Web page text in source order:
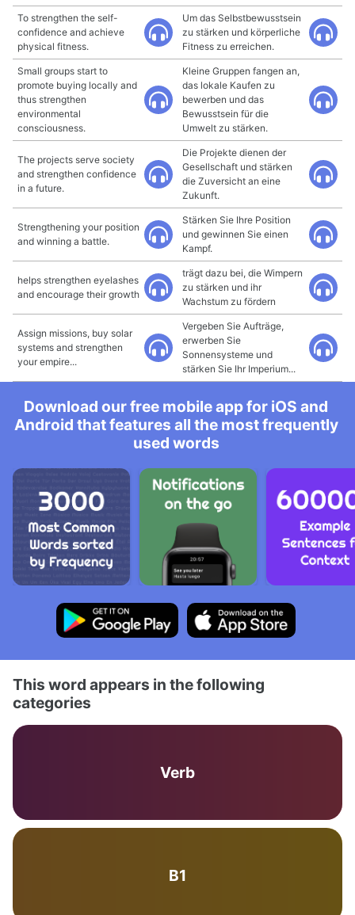
To strengthen the self-
confidence and achieve
physical fitness.
Um das Selbstbewusstsein
zu stärken und körperliche
Fitness zu erreichen.
Small groups start to
promote buying locally and
thus strengthen
environmental
consciousness.
Kleine Gruppen fangen an,
das lokale Kaufen zu
bewerben und das
Bewusstsein für die
Umwelt zu stärken.
The projects serve society
and strengthen confidence
in a future.
Die Projekte dienen der
Gesellschaft und stärken
die Zuversicht an eine
Zukunft.
Strengthening your position
and winning a battle.
Stärken Sie Ihre Position
und gewinnen Sie einen
Kampf.
helps strengthen eyelashes
and encourage their growth
trägt dazu bei, die Wimpern
zu stärken und ihr
Wachstum zu fördern
Assign missions, buy solar
systems and strengthen
your empire...
Vergeben Sie Aufträge,
erwerben Sie
Sonnensysteme und
stärken Sie Ihr Imperium...
Download our free mobile app for iOS and
Android that features all the most frequently
used words
This word appears in the following
categories
Verb
B1